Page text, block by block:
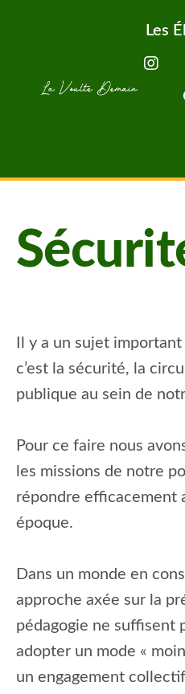
Aller au contenu
Les
Il y a un sujet
c’est la sécurité, la
publique au sein de
Pour ce faire nous
les missions de notre
répondre efficacement
époque.
Dans un monde en
approche axée sur la
pédagogie ne suffisent
adopter un mode «
un engagement